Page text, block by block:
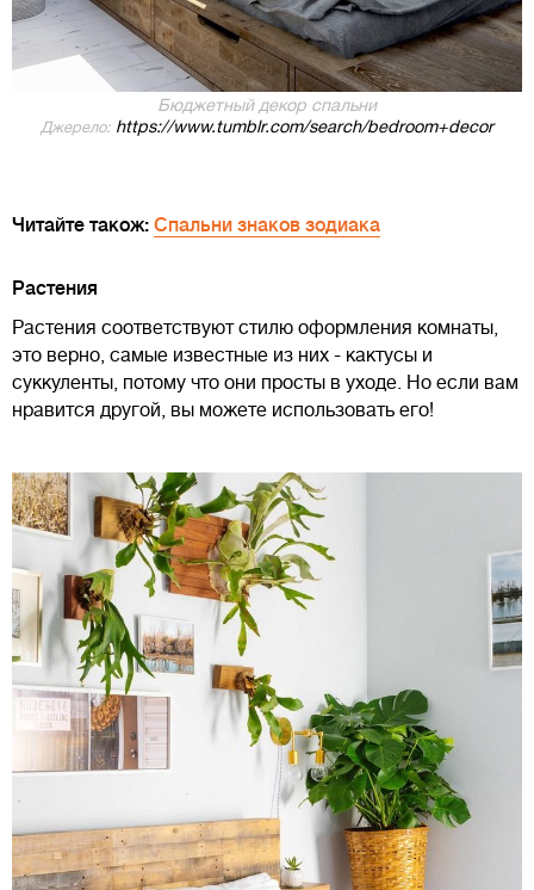
Бюджетный декор спальни
Джерело: https://www.tumblr.com/search/bedroom+decor
Читайте також: Спальни знаков зодиака
Растения
Растения соответствуют стилю оформления комнаты,
это верно, самые известные из них - кактусы и
суккуленты, потому что они просты в уходе. Но если вам
нравится другой, вы можете использовать его!